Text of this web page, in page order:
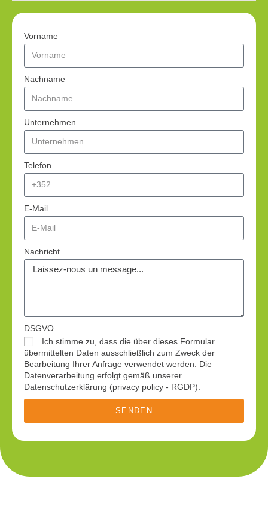
Vorname
Nachname
Unternehmen
Telefon
E-Mail
Nachricht
DSGVO
Ich stimme zu, dass die über dieses Formular
übermittelten Daten ausschließlich zum Zweck der
Bearbeitung Ihrer Anfrage verwendet werden. Die
Datenverarbeitung erfolgt gemäß unserer
Datenschutzerklärung (privacy policy - RGDP).
SENDEN